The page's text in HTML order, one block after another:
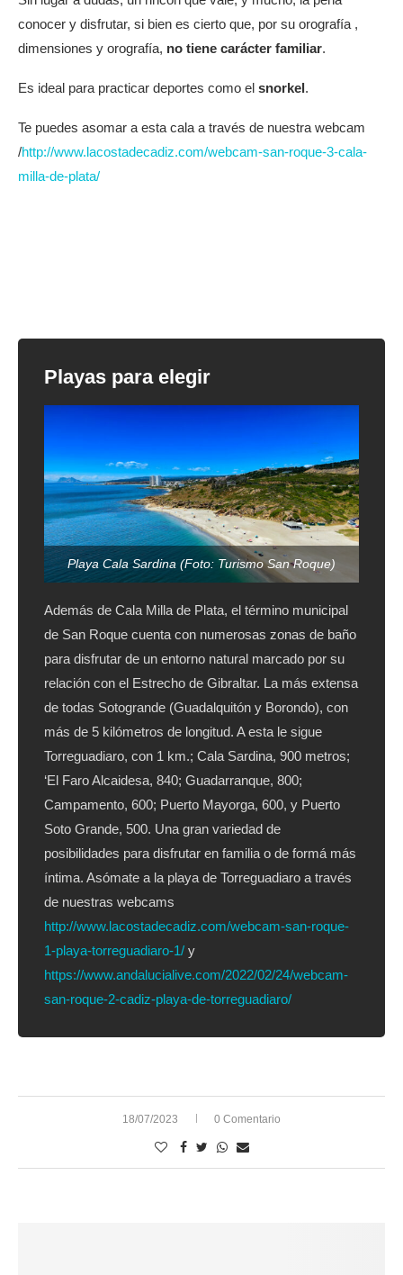
conocer y disfrutar, si bien es cierto que, por su orografía ,
dimensiones y orografía, no tiene carácter familiar.
Es ideal para practicar deportes como el snorkel.
Te puedes asomar a esta cala a través de nuestra webcam
/http://www.lacostadecadiz.com/webcam-san-roque-3-cala-
milla-de-plata/
Playas para elegir
Playa Cala Sardina (Foto: Turismo San Roque)
Además de Cala Milla de Plata, el término municipal
de San Roque cuenta con numerosas zonas de baño
para disfrutar de un entorno natural marcado por su
relación con el Estrecho de Gibraltar. La más extensa
de todas Sotogrande (Guadalquitón y Borondo), con
más de 5 kilómetros de longitud. A esta le sigue
Torreguadiaro, con 1 km.; Cala Sardina, 900 metros;
‘El Faro Alcaidesa, 840; Guadarranque, 800;
Campamento, 600; Puerto Mayorga, 600, y Puerto
Soto Grande, 500. Una gran variedad de
posibilidades para disfrutar en familia o de formá más
íntima. Asómate a la playa de Torreguadiaro a través
de nuestras webcams
http://www.lacostadecadiz.com/webcam-san-roque-
1-playa-torreguadiaro-1/ y
https://www.andalucialive.com/2022/02/24/webcam-
san-roque-2-cadiz-playa-de-torreguadiaro/
18/07/2023 0 Comentario